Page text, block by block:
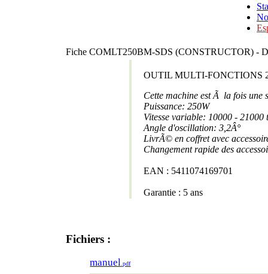
Fiche COMLT250BM-SDS (CONSTRUCTOR) -
OUTIL MULTI-FONCTIONS
Cette machine est Ã la fois une
Puissance: 250W
Vitesse variable: 10000 - 21000
Angle d'oscillation: 3,2Â°
LivrÃ© en coffret avec
Changement rapide des
EAN : 5411074169701
Garantie : 5 ans
Fichiers :
manuel.pdf